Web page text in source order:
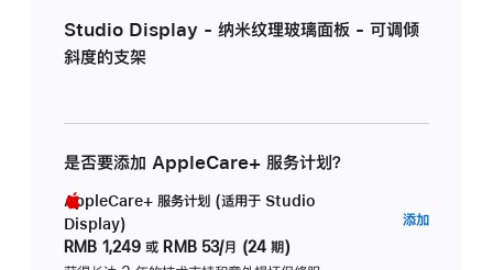
Studio Display - 纳米纹理玻璃面板 - 可调倾
斜度的支架
是否要添加 AppleCare+ 服务计划？
AppleCare+ 服务计划 (适用于 Studio
Display)
RMB 1,249 或 RMB 53/月 (24 期)
添加